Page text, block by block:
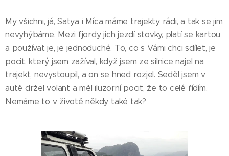
My všichni, já, Satya i Míca máme trajekty rádi, a tak se jim
nevyhýbáme. Mezi fjordy jich jezdí stovky, platí se kartou
a používat je, je jednoduché. To, co s Vámi chci sdílet, je
pocit, který jsem zažíval, když jsem ze silnice najel na
trajekt, nevystoupil, a on se hned rozjel. Seděl jsem v
autě držel volant a měl iluzorní pocit, že to celé řídím.
Nemáme to v životě někdy také tak?